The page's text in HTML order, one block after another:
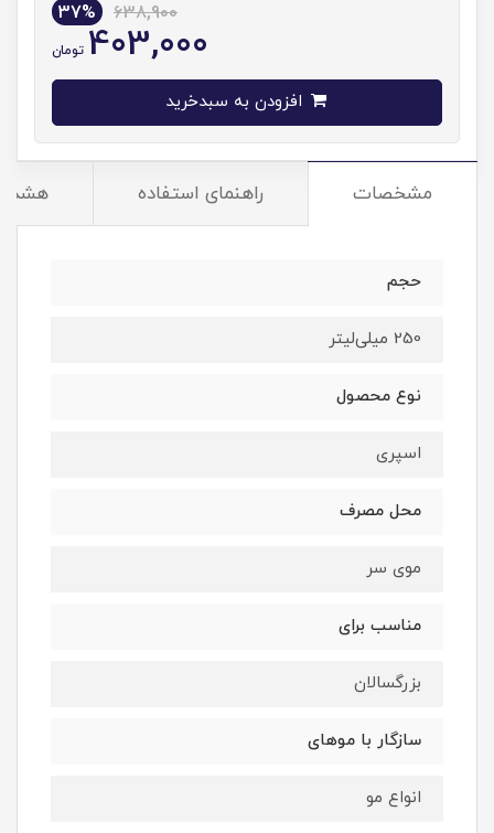
638,900
37%
403,000 تومان
مشخصات راهنمای استفاده
حجم
250 میلی‌لیتر
نوع محصول
اسپری
محل مصرف
موی سر
مناسب برای
بزرگسالان
سازگار با موهای
انواع مو